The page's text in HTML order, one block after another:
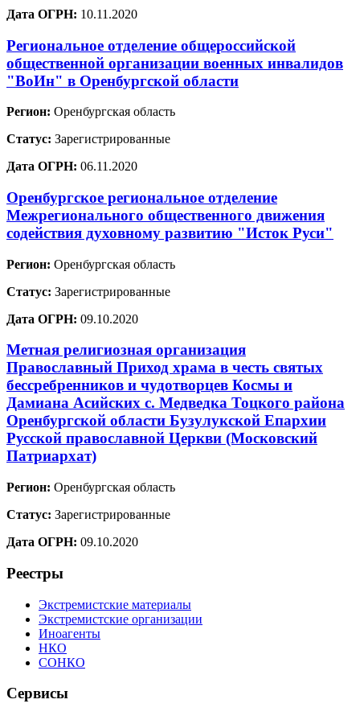
Дата ОГРН: 10.11.2020
Региональное отделение общероссийской
общественной организации военных инвалидов
"ВоИн" в Оренбургской области
Регион: Оренбургская область
Статус: Зарегистрированные
Дата ОГРН: 06.11.2020
Оренбургское региональное отделение
Межрегионального общественного движения
содействия духовному развитию "Исток Руси"
Регион: Оренбургская область
Статус: Зарегистрированные
Дата ОГРН: 09.10.2020
Метная религиозная организация
Православный Приход храма в честь святых
бессребренников и чудотворцев Космы и
Дамиана Асийских с. Медведка Тоцкого района
Оренбургской области Бузулукской Епархии
Русской православной Церкви (Московский
Патриархат)
Регион: Оренбургская область
Статус: Зарегистрированные
Дата ОГРН: 09.10.2020
Реестры
Экстремистские материалы
Экстремистские организации
Иноагенты
НКО
СОНКО
Сервисы